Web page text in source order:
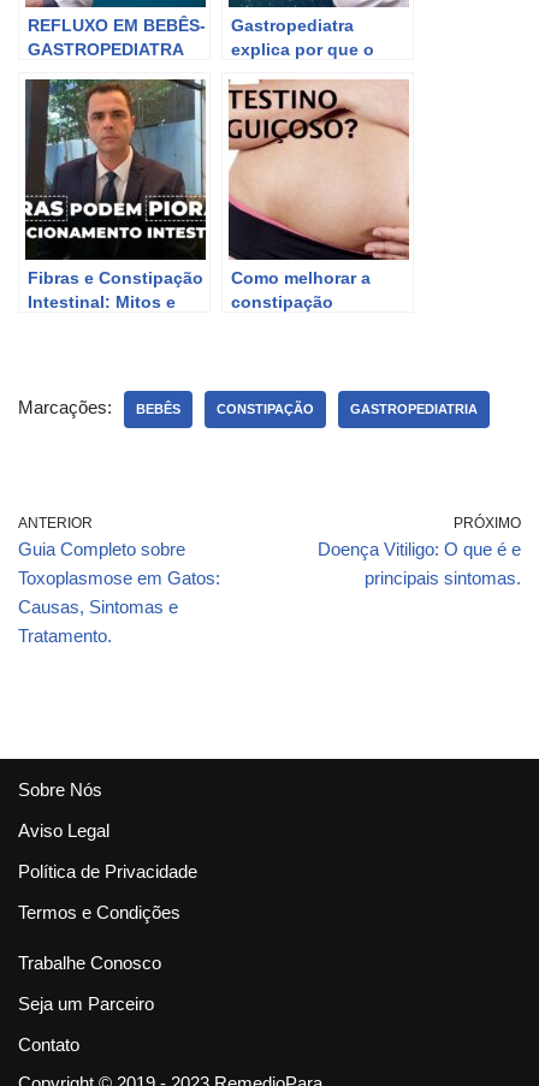
REFLUXO EM BEBÊS-
GASTROPEDIATRA
COMO TRATAR
Gastropediatra
explica por que o
Fibras e Constipação
Intestinal: Mitos e
Como melhorar a
constipação
Marcações: BEBÊS CONSTIPAÇÃO GASTROPEDIATRIA
ANTERIOR
Guia Completo sobre
Toxoplasmose em Gatos:
Causas, Sintomas e
Tratamento.
PRÓXIMO
Doença Vitiligo: O que é e
principais sintomas.
Sobre Nós
Aviso Legal
Política de Privacidade
Termos e Condições
Trabalhe Conosco
Seja um Parceiro
Contato